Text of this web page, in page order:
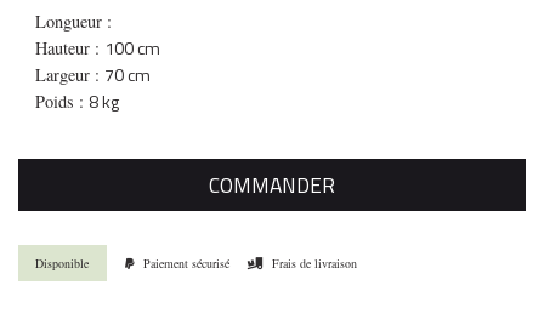
Longueur :
Hauteur : 100 cm
Largeur : 70 cm
Poids : 8 kg
COMMANDER
Disponible Paiement sécurisé Frais de livraison